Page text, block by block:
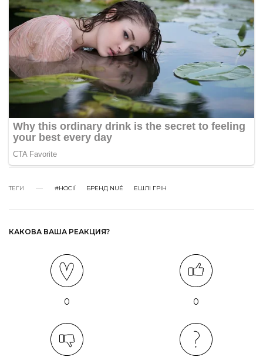
ТЕГИ #НОСІЇ БРЕНД NUÉ ЕШЛІ ГРІН
КАКОВА ВАША РЕАКЦИЯ?
0 0